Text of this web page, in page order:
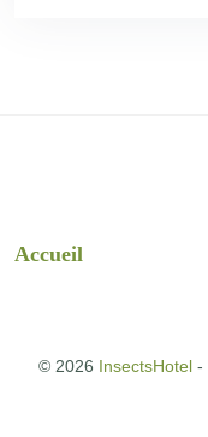
Accueil
© 2026 InsectsHotel -